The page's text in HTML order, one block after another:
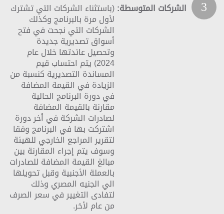
3 الشركات المتوسطة:(باستثناء الشركات التي تشترك
لأول مرة بالبرنامج وكذلك
الشركات التي نجحت في فتح
أسواق تصديرية جديدة
وتحصيل عائدتها خلال عام
2024) يتم احتساب قيم
المساندة التصديرية كنسبة من
الزيادة في القيمة المضافة
في دورة البرنامج الحالية
مقارنة بالقيمة المضافة
لصادرات الشركة في أخر دورة
اشتركت بها في البرنامج وفقا
لتقرير المراجع الخارجي للهيئة
وسوف يتم إجراء المقارنة بين
مبالغ القيمة المضافة للصادرات
بالعملة الأجنبية وقبل تحويلها
الي الجنيه المصري وذلك
لتفادى التغيير في سعر الصرف
من عام لأخر.